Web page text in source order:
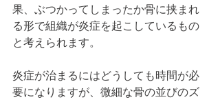
果、ぶつかってしまったか骨に挟まれ
る形で組織が炎症を起こしているもの
と考えられます。
炎症が治まるにはどうしても時間が必
要になりますが、微細な骨の並びのズ